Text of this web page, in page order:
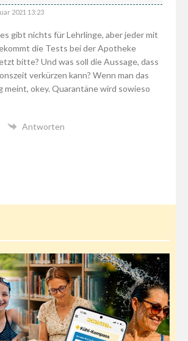
2021 13:23
gibt nichts für Lehrlinge, aber jeder mit
die Tests bei der Apotheke
bitte? Und was soll die Aussage, dass
verkürzen kann? Wenn man das
okey. Quarantäne wird sowieso
Antworten